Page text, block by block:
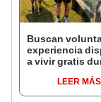
Buscan
experiencia
a vivir gratis
cuidar
y otros
LEER MÁS